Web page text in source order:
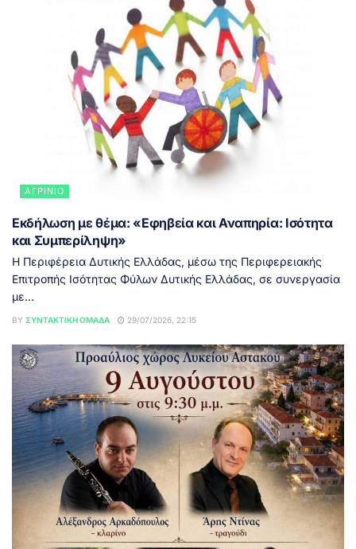
ΑΓΡΊΝΙΟ
Εκδήλωση με θέμα: «Εφηβεία και Αναπηρία: Ισότητα
και Συμπερίληψη»
Η Περιφέρεια Δυτικής Ελλάδας, μέσω της Περιφερειακής
Επιτροπής Ισότητας Φύλων Δυτικής Ελλάδας, σε συνεργασία
με...
BY ΣΥΝΤΑΚΤΙΚΉ ΟΜΆΔΑ 29/07/2026, 22:15